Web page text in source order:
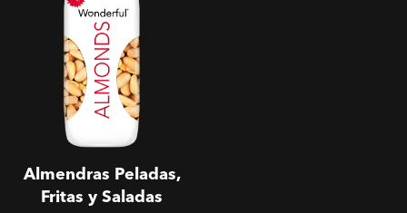
Almendras Peladas,
Fritas y Saladas